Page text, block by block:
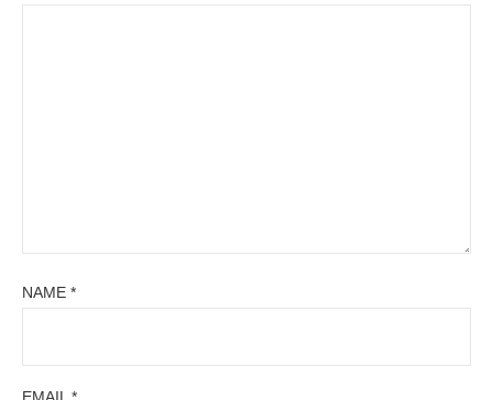
NAME *
EMAIL *